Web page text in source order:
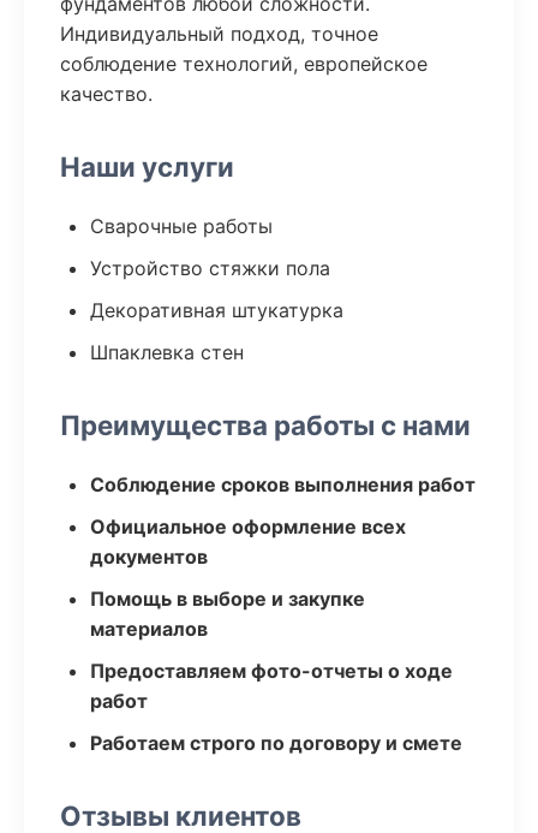
Индивидуальный подход, точное
соблюдение технологий, европейское
качество.
Наши услуги
Сварочные работы
Устройство стяжки пола
Декоративная штукатурка
Шпаклевка стен
Преимущества работы с нами
Соблюдение сроков выполнения работ
Официальное оформление всех
документов
Помощь в выборе и закупке
материалов
Предоставляем фото-отчеты о ходе
работ
Работаем строго по договору и смете
Отзывы клиентов